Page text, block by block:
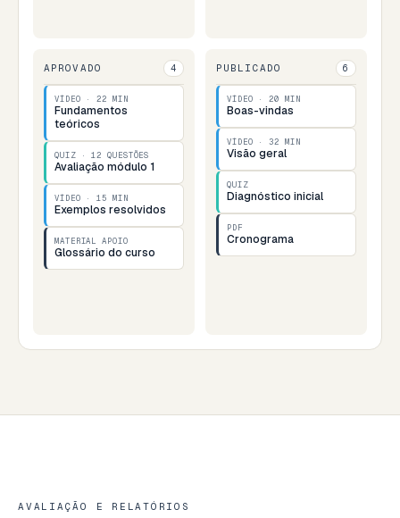
APROVADO 4
VÍDEO · 22 MIN
Fundamentos
teóricos
QUIZ · 12 QUESTÕES
Avaliação módulo 1
VÍDEO · 15 MIN
Exemplos resolvidos
MATERIAL APOIO
Glossário do curso
PUBLICADO 6
VÍDEO · 20 MIN
Boas-vindas
VÍDEO · 32 MIN
Visão geral
QUIZ
Diagnóstico inicial
PDF
Cronograma
AVALIAÇÃO E RELATÓRIOS